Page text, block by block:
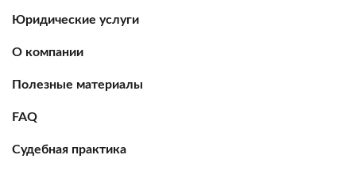
Юридические услуги
О компании
Полезные материалы
FAQ
Судебная практика